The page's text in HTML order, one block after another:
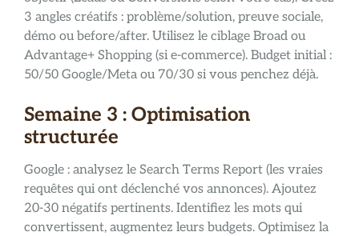
3 angles créatifs : problème/solution, preuve sociale,
démo ou before/after. Utilisez le ciblage Broad ou
Advantage+ Shopping (si e-commerce). Budget initial :
50/50 Google/Meta ou 70/30 si vous penchez déjà.
Semaine 3 : Optimisation
structurée
Google : analysez le Search Terms Report (les vraies
requêtes qui ont déclenché vos annonces). Ajoutez
20-30 négatifs pertinents. Identifiez les mots qui
convertissent, augmentez leurs budgets. Optimisez la